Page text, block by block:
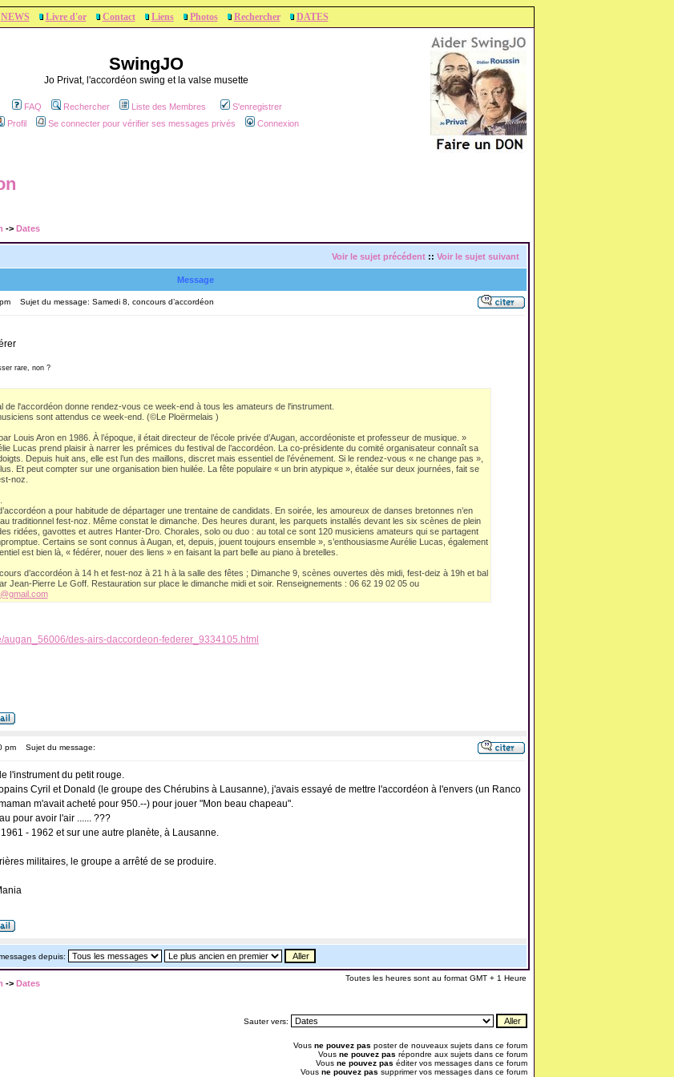
NEWS Livre d'or Contact Liens Photos Rechercher DATES
SwingJO
Jo Privat, l'accordéon swing et la valse musette
FAQ Rechercher Liste des Membres
S'enregistrer
Profil
Se connecter pour vérifier ses messages privés Connexion
-> Dates
Voir le sujet précédent :: Voir le sujet suivant
Message
Sujet du message: Samedi 8, concours d’accordéon
rare, non ?
de l'accordéon donne rendez-vous ce week-end à tous les amateurs de l'instrument.
sont attendus ce week-end. (©Le Ploërmelais )
Louis Aron en 1986. À l’époque, il était directeur de l’école privée d’Augan, accordéoniste et professeur de musique. »
Lucas prend plaisir à narrer les prémices du festival de l’accordéon. La co-présidente du comité organisateur connaît sa
Depuis huit ans, elle est l’un des maillons, discret mais essentiel de l’événement. Si le rendez-vous « ne change pas »,
Et peut compter sur une organisation bien huilée. La fête populaire « un brin atypique », étalée sur deux journées, fait se
noz.
a pour habitude de départager une trentaine de candidats. En soirée, les amoureux de danses bretonnes n’en
traditionnel fest-noz. Même constat le dimanche. Des heures durant, les parquets installés devant les six scènes de plein
ridées, gavottes et autres Hanter-Dro. Chorales, solo ou duo : au total ce sont 120 musiciens amateurs qui se partagent
Certains se sont connus à Augan, et, depuis, jouent toujours ensemble », s’enthousiasme Aurélie Lucas, également
est bien là, « fédérer, nouer des liens » en faisant la part belle au piano à bretelles.
d’accordéon à 14 h et fest-noz à 21 h à la salle des fêtes ; Dimanche 9, scènes ouvertes dès midi, fest-deiz à 19h et bal
Jean-Pierre Le Goff. Restauration sur place le dimanche midi et soir. Renseignements : 06 62 19 02 05 ou
augan_56006/des-airs-daccordeon-federer_9334105.html
pm Sujet du message:
l'instrument du petit rouge.
Cyril et Donald (le groupe des Chérubins à Lausanne), j'avais essayé de mettre l'accordéon à l'envers (un Ranco
m'avait acheté pour 950.--) pour jouer "Mon beau chapeau".
pour avoir l'air ...... ???
- 1962 et sur une autre planète, à Lausanne.
militaires, le groupe a arrêté de se produire.
depuis:
-> Dates
Toutes les heures sont au format GMT + 1 Heure
Sauter vers:
Vous ne pouvez pas poster de nouveaux sujets dans ce forum
Vous ne pouvez pas répondre aux sujets dans ce forum
Vous ne pouvez pas éditer vos messages dans ce forum
Vous ne pouvez pas supprimer vos messages dans ce forum